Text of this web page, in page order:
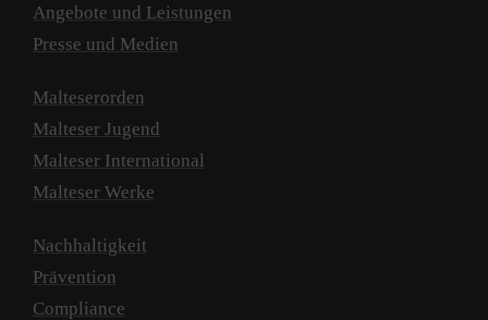
Angebote und Leistungen
Presse und Medien
Malteserorden
Malteser Jugend
Malteser International
Malteser Werke
Nachhaltigkeit
Prävention
Compliance